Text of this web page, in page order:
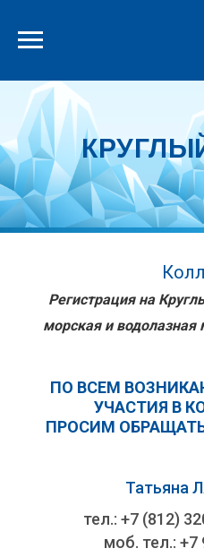
Регистрация на
морская и
ПО ВСЕМ
УЧАСТИЯ В
ПРОСИМ
Татьяна
тел.: +7 (812)
моб. тел.: +7